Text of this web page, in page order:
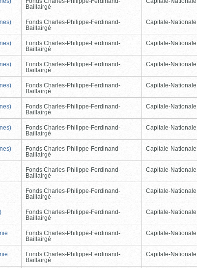
Baillairgé
Fonds Charles-Philippe-Ferdinand-
Baillairgé
Capitale-Nationale
Fonds Charles-Philippe-Ferdinand-
Baillairgé
Capitale-Nationale
Fonds Charles-Philippe-Ferdinand-
Baillairgé
Capitale-Nationale
Fonds Charles-Philippe-Ferdinand-
Baillairgé
Capitale-Nationale
Fonds Charles-Philippe-Ferdinand-
Baillairgé
Capitale-Nationale
Fonds Charles-Philippe-Ferdinand-
Baillairgé
Capitale-Nationale
Fonds Charles-Philippe-Ferdinand-
Baillairgé
Capitale-Nationale
Fonds Charles-Philippe-Ferdinand-
Baillairgé
Capitale-Nationale
Fonds Charles-Philippe-Ferdinand-
Baillairgé
Capitale-Nationale
Fonds Charles-Philippe-Ferdinand-
Baillairgé
Capitale-Nationale
Fonds Charles-Philippe-Ferdinand-
Baillairgé
Capitale-Nationale
Fonds Charles-Philippe-Ferdinand-
Baillairgé
Capitale-Nationale